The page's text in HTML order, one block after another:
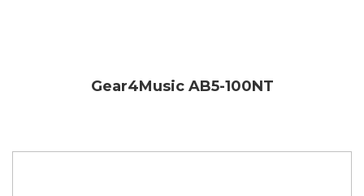
Gear4Music AB5-100NT